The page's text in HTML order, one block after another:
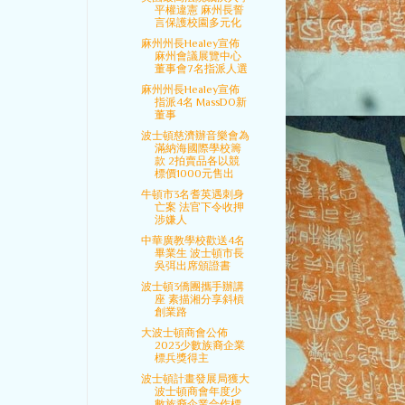
平權違憲 麻州長誓
言保護校園多元化
麻州州長Healey宣佈
麻州會議展覽中心
董事會7名指派人選
麻州州長Healey宣佈
指派4名 MassDO新
董事
波士頓慈濟辦音樂會為
滿納海國際學校籌
款 2拍賣品各以競
標價1000元售出
牛頓市3名耆英遇刺身
亡案 法官下令收押
涉嫌人
中華廣教學校歡送4名
畢業生 波士頓市長
吳弭出席頒證書
波士頓3僑團攜手辦講
座 素描湘分享斜槓
創業路
大波士頓商會公佈
2023少數族裔企業
標兵獎得主
波士頓計畫發展局獲大
波士頓商會年度少